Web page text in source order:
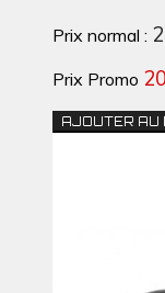
Prix normal :
Prix Promo
AJOUTER AU